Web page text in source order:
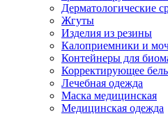
Дерматологические
Жгуты
Изделия из резины
Калоприемники и
Контейнеры для
Корректирующее
Лечебная одежда
Маска медицинская
Медицинская одежда